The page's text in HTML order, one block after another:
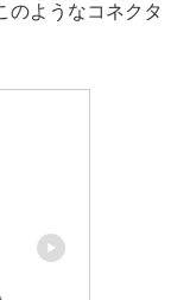
のようなコネクタ